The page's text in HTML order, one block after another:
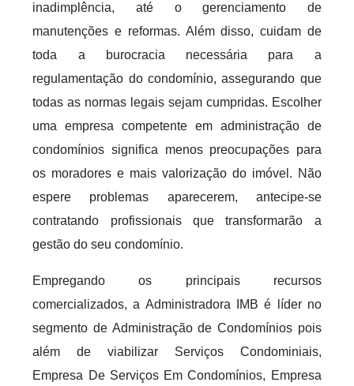
inadimplência, até o gerenciamento de
manutenções e reformas. Além disso, cuidam de
toda a burocracia necessária para a
regulamentação do condomínio, assegurando que
todas as normas legais sejam cumpridas. Escolher
uma empresa competente em administração de
condomínios significa menos preocupações para
os moradores e mais valorização do imóvel. Não
espere problemas aparecerem, antecipe-se
contratando profissionais que transformarão a
gestão do seu condomínio.
Empregando os principais recursos
comercializados, a Administradora IMB é líder no
segmento de Administração de Condomínios pois
além de viabilizar Serviços Condominiais,
Empresa De Serviços Em Condomínios, Empresa